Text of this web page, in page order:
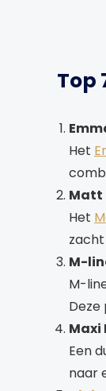
Top
Het
Matt
Het
M-
M-
Maxi
Een
naar